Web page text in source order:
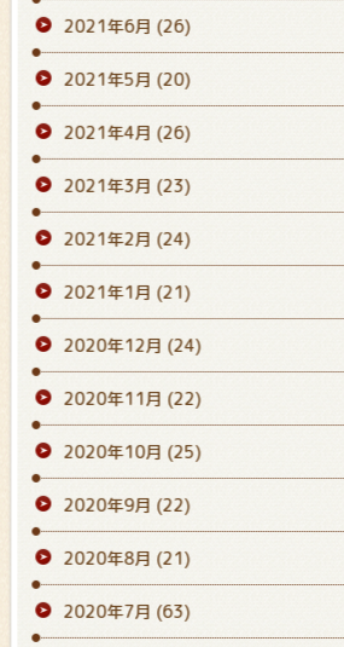
2021年6月 (26)
2021年5月 (20)
2021年4月 (26)
2021年3月 (23)
2021年2月 (24)
2021年1月 (21)
2020年12月 (24)
2020年11月 (22)
2020年10月 (25)
2020年9月 (22)
2020年8月 (21)
2020年7月 (63)